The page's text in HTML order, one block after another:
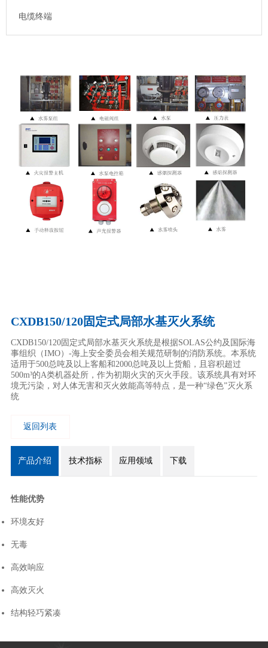
电缆终端
CXDB150/120固定式局部水基灭火系统
CXDB150/120固定式局部水基灭火系统是根据SOLAS公约及国际海
事组织（IMO）-海上安全委员会相关规范研制的消防系统。本系统
适用于500总吨及以上客船和2000总吨及以上货船，且容积超过
500m³的A类机器处所，作为初期火灾的灭火手段。该系统具有对环
境无污染，对人体无害和灭火效能高等特点，是一种“绿色”灭火系
统
返回列表
产品介绍 技术指标 应用领域 下载
性能优势
环境友好
无毒
高效响应
高效灭火
结构轻巧紧凑